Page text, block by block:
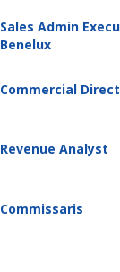
Sales Admin
Benelux
Commercial
Revenue Analyst
Commissaris